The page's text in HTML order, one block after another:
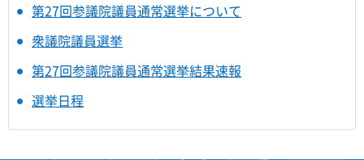
第27回参議院議員通常選挙について
衆議院議員選挙
第27回参議院議員通常選挙結果速報
選挙日程